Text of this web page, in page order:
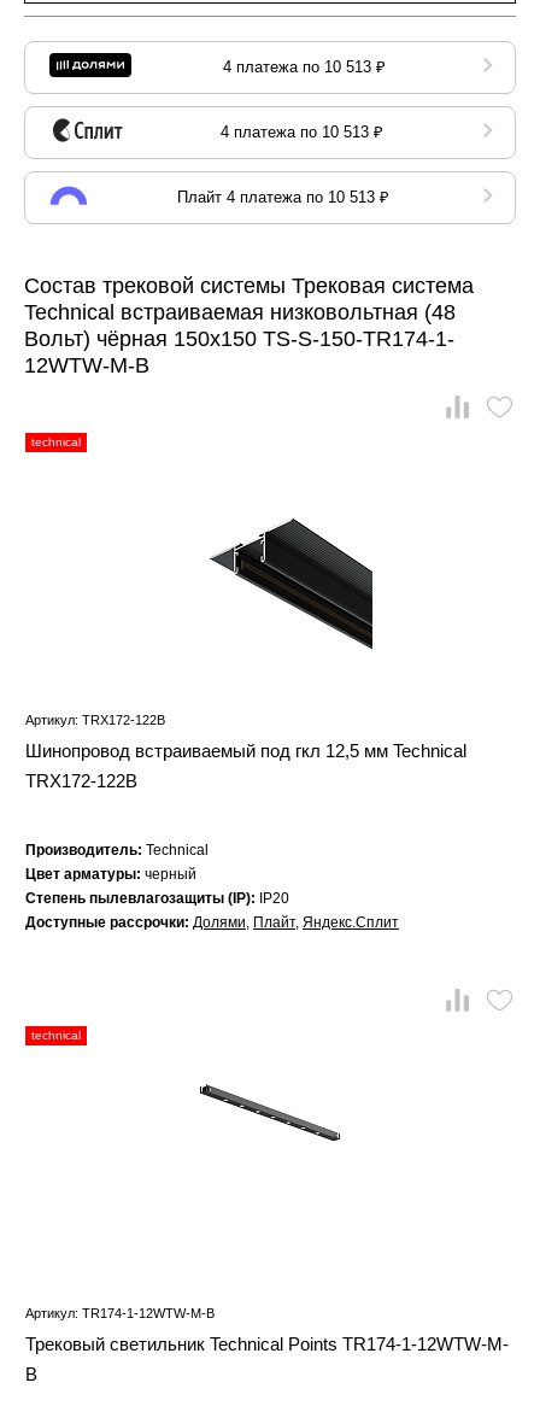
4 платежа по 10 513 ₽
4 платежа по 10 513 ₽
Плайт 4 платежа по 10 513 ₽
Состав трековой системы Трековая система
Technical встраиваемая низковольтная (48
Вольт) чёрная 150x150 TS-S-150-TR174-1-
12WTW-M-B
technical
Артикул: TRX172-122B
Шинопровод встраиваемый под гкл 12,5 мм Technical
TRX172-122B
Производитель: Technical
Цвет арматуры: черный
Степень пылевлагозащиты (IP):
IP20
Доступные рассрочки: Долями, Плайт, Яндекс.Сплит
technical
Артикул: TR174-1-12WTW-M-B
Трековый светильник Technical Points TR174-1-12WTW-M-
B